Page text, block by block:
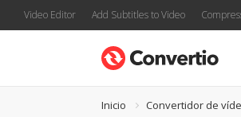
Video Editor Add Subtitles to Video
Inicio Convertidor de